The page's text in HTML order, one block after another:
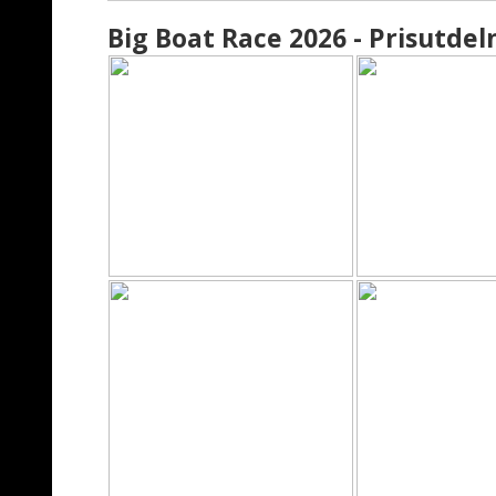
Big Boat Race 2026 -